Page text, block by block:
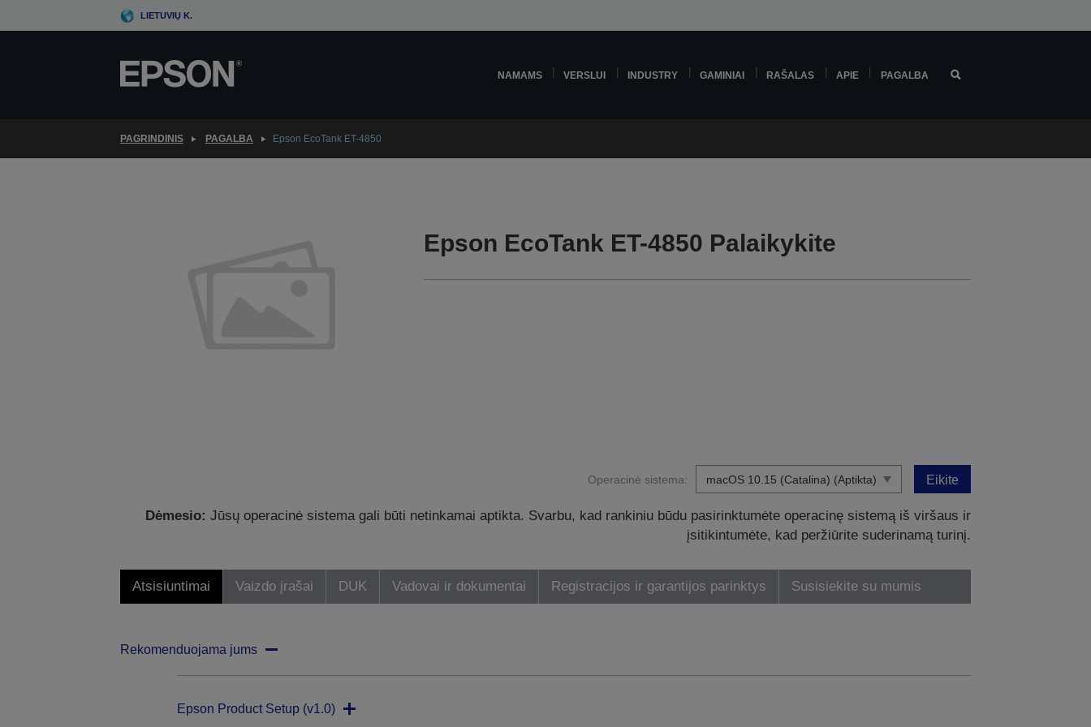
to
LIETUVIŲ K.
NAMAMS VERSLUI INDUSTRY GAMINIAI RAŠALAS APIE PAGALBA
PAGRINDINIS PAGALBA Epson EcoTank ET-4850
Epson EcoTank ET-4850 Palaikykite
Operacinė sistema: Eikite
Dėmesio: Jūsų operacinė sistema gali būti netinkamai aptikta. Svarbu, kad rankiniu būdu pasirinktumėte operacinę sistemą iš viršaus ir
įsitikintumėte, kad peržiūrite suderinamą turinį.
Atsisiuntimai Vaizdo įrašai DUK Vadovai ir dokumentai Registracijos ir garantijos parinktys Susisiekite su mumis
Rekomenduojama jums
Epson Product Setup (v1.0)